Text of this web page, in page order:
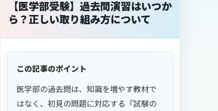
【医学部受験】過去問演習はいつか
ら？正しい取り組み方について
この記事のポイント
医学部の過去問は、知識を増やす教材で
はなく、初見の問題に対応する『試験の